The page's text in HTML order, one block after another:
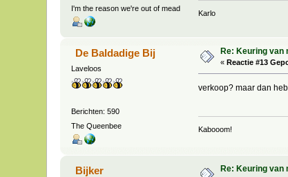
I'm the reason we're out of mead
Karlo
De Baldadige Bij
Laveloos
Berichten: 590
The Queenbee
Re: Keuring van
« Reactie #13
verkoop? maar dan
Kabooom!
Bijker Re: Keuring van